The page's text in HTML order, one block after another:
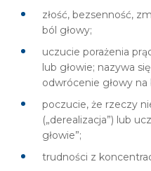
złość, bezsenność,
ból głowy;
uczucie porażenia
lub głowie; nazywa
odwrócenie głowy
poczucie, że rzeczy
(„derealizacja”) lub
głowie”;
trudności z